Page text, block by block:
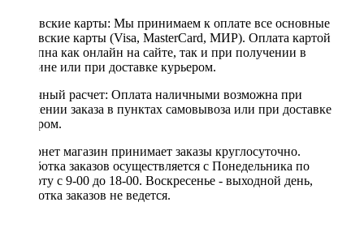
Банковские карты: Мы принимаем к оплате все основные
банковские карты (Visa, MasterCard, МИР). Оплата картой
доступна как онлайн на сайте, так и при получении в
магазине или при доставке курьером.
Наличный расчет: Оплата наличными возможна при
получении заказа в пунктах самовывоза или при доставке
курьером.
Интернет магазин принимает заказы круглосуточно.
Обработка заказов осуществляется с Понедельника по
Субботу с 9-00 до 18-00. Воскресенье - выходной день,
обработка заказов не ведется.